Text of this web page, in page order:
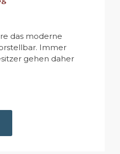
das moderne
Immer
gehen daher